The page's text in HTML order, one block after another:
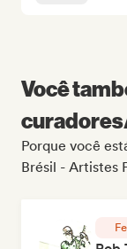
Você
Porque você
Brésil - Artistes